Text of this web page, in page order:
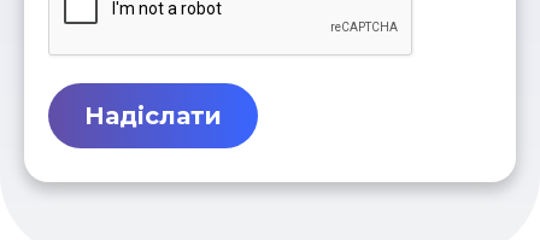
Надіслати